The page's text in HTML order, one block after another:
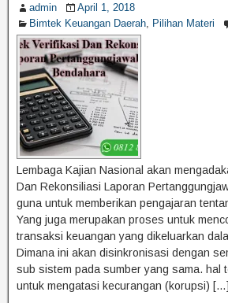
admin
April 1, 2018
Bimtek Keuangan Daerah
Pilihan Materi
Lembaga Kajian Nasional akan
Dan Rekonsiliasi Laporan
guna untuk memberikan pengajaran
Yang juga merupakan proses untuk
transaksi keuangan yang dikeluarkan
Dimana ini akan disinkronisasi dengan
sub sistem pada sumber yang sama. hal
untuk mengatasi kecurangan (korupsi) […]